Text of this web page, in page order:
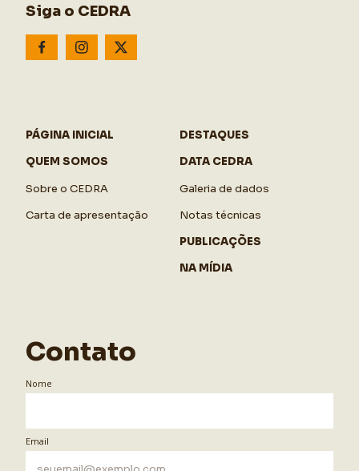
Siga o CEDRA
PÁGINA INICIAL
QUEM SOMOS
Sobre o CEDRA
Carta de apresentação
DESTAQUES
DATA CEDRA
Galeria de dados
Notas técnicas
PUBLICAÇÕES
NA MÍDIA
Contato
Nome
Email